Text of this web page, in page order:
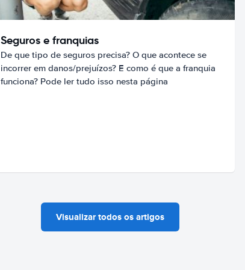
Seguros e franquias
De que tipo de seguros precisa? O que acontece se
incorrer em danos/prejuízos? E como é que a franquia
funciona? Pode ler tudo isso nesta página
Visualizar todos os artigos